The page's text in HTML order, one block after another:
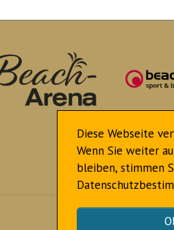
Diese Webseite
Wenn Sie weiter
bleiben, stimmen